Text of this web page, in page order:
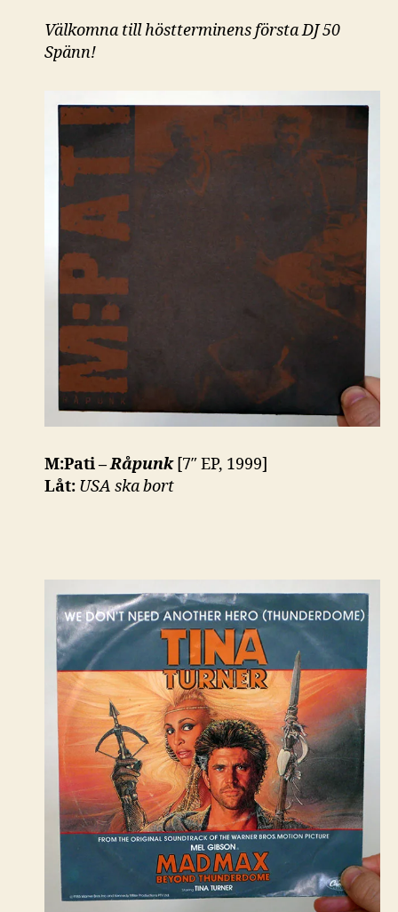
Välkomna till höstterminens första DJ 50
Spänn!
M:Pati –Råpunk[7″ EP, 1999]
Låt: USA ska bort